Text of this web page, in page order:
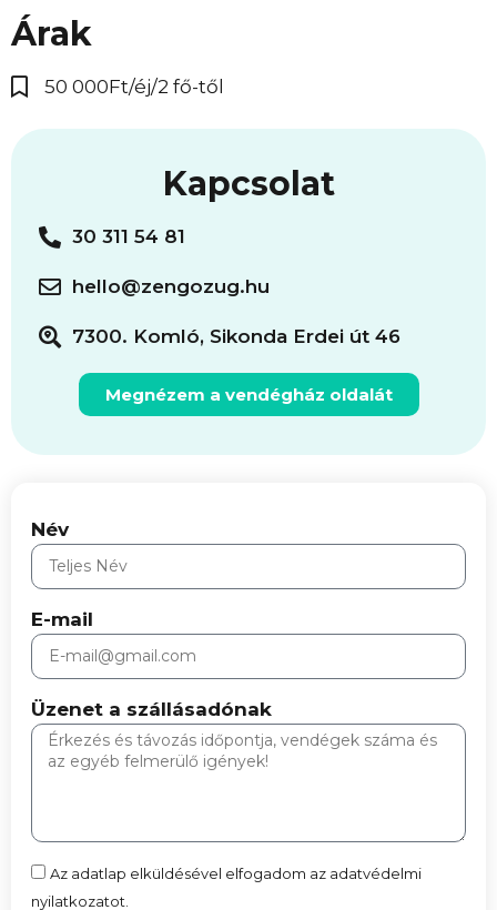
Árak
50 000Ft/éj/2 fő-től
Kapcsolat
30 311 54 81
hello@zengozug.hu
7300. Komló, Sikonda Erdei út 46
Megnézem a vendégház oldalát
Név
E-mail
Üzenet a szállásadónak
Az adatlap elküldésével elfogadom az adatvédelmi
nyilatkozatot.